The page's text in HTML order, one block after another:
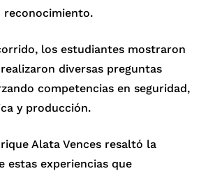
reconocimiento.
los estudiantes mostraron
diversas preguntas
competencias en seguridad,
y producción.
Alata Vences resaltó la
estas experiencias que